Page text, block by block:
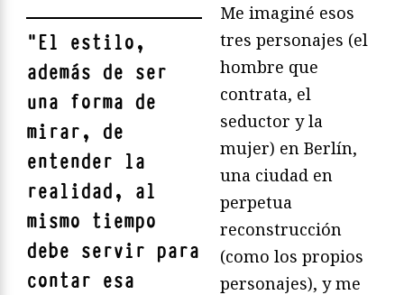
"El estilo,
además de ser
una forma de
mirar, de
entender la
realidad, al
mismo tiempo
debe servir para
contar esa
Me imaginé esos
tres personajes (el
hombre que
contrata, el
seductor y la
mujer) en Berlín,
una ciudad en
perpetua
reconstrucción
(como los propios
personajes), y me